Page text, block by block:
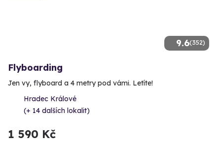
9.6(352)
Flyboarding
Jen vy, flyboard a 4 metry pod vámi. Letíte!
Hradec Králové
(+ 14 dalších lokalit)
1 590 Kč